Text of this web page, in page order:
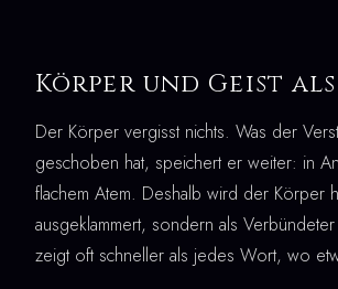
Körper und Geist
Der Körper vergisst nichts. Was der
geschoben hat, speichert er weiter: in
flachem Atem. Deshalb wird der Körper
ausgeklammert, sondern als
zeigt oft schneller als jedes Wort, wo